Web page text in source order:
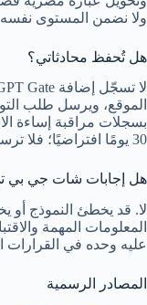
ولا نضمن المستوى
هل تُحفظ محادثاتي؟
بسجلات مراقبة إساءة
30 يومًا افتراضيًا؛ فلا ترسل بيانات حساسة.
هل إجابات شات جي بي
لا. قد يخطئ النموذج أو
المعلومات المهمة
عليه وحده في القرارات
المصادر الرسمية